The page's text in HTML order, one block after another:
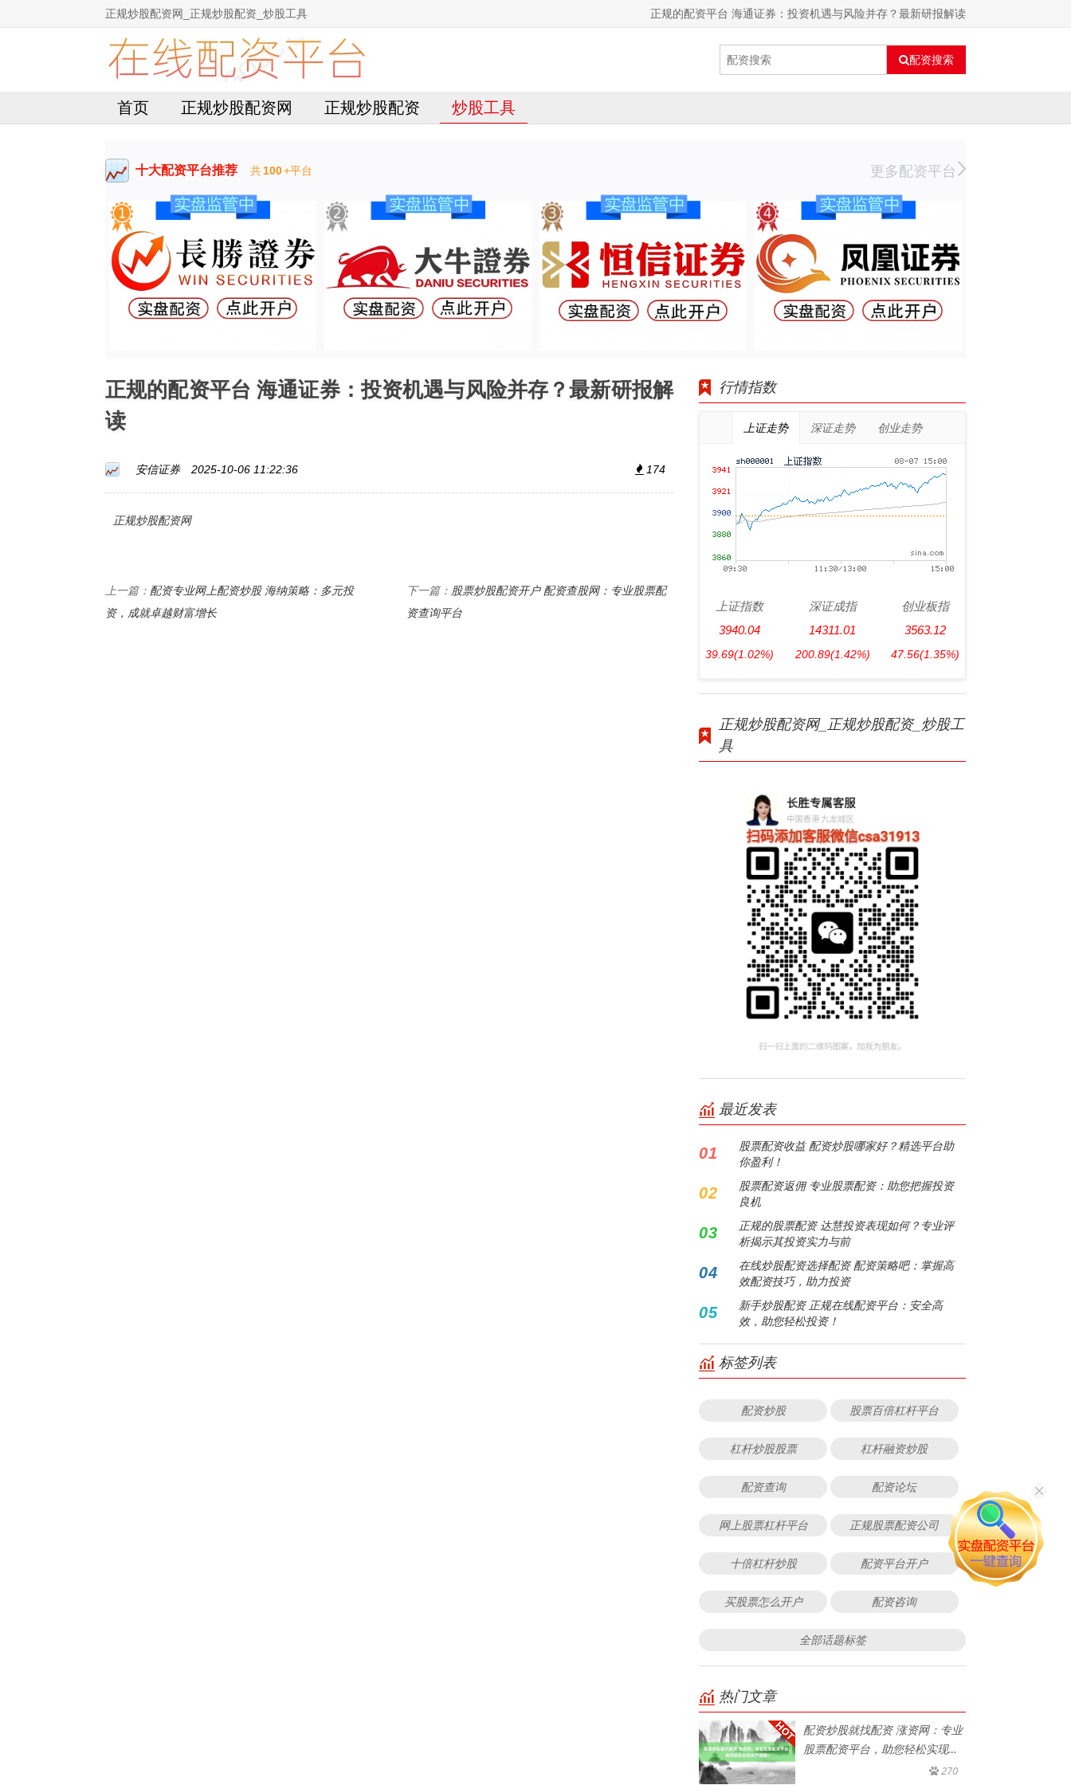
正规炒股配资网_正规炒股配资_炒股工具 正规的配资平台 海通证券：投资机遇与风险并存？最新研报解读
配资搜索
首页 正规炒股配资网 正规炒股配资 炒股工具
十大配资平台推荐 共100+平台 更多配资平台
正规的配资平台 海通证券：投资机遇与风险并存？最新研报解
读
安信证券 2025-10-06 11:22:36 174
正规炒股配资网
上一篇： 配资专业网上配资炒股 海纳策略：多元投
资，成就卓越财富增长
下一篇： 股票炒股配资开户 配资查股网：专业股票配
资查询平台
行情指数
上证走势 深证走势 创业走势
上证指数
3940.04
39.69(1.02%)
深证成指
14311.01
200.89(1.42%)
创业板指
3563.12
47.56(1.35%)
正规炒股配资网_正规炒股配资_炒股工
具
最近发表
01
股票配资收益 配资炒股哪家好？精选平台助
你盈利！
02
股票配资返佣 专业股票配资：助您把握投资
良机
03
正规的股票配资 达慧投资表现如何？专业评
析揭示其投资实力与前
04
在线炒股配资选择配资 配资策略吧：掌握高
效配资技巧，助力投资
05
新手炒股配资 正规在线配资平台：安全高
效，助您轻松投资！
标签列表
配资炒股 股票百倍杠杆平台
杠杆炒股股票 杠杆融资炒股
配资查询 配资论坛
网上股票杠杆平台 正规股票配资公司
十倍杠杆炒股 配资平台开户
买股票怎么开户 配资咨询
全部话题标签
热门文章
配资炒股就找配资 涨资网：专业
股票配资平台，助您轻松实现资
270